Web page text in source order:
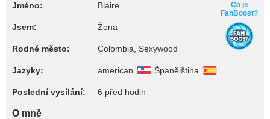
Jméno: Blaire
Jsem: Žena
Rodné město: Colombia, Sexywood
Jazyky: american Španělština
Poslední vysílání: 6 před hodin
Co je
FanBoost?
O mně